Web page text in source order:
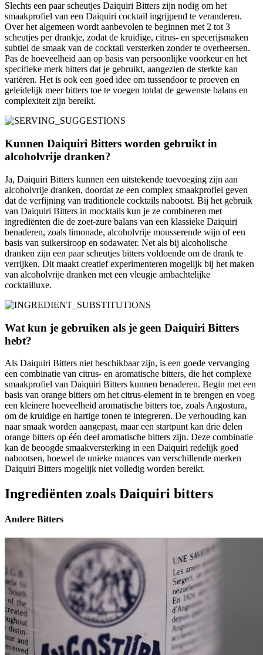
Slechts een paar scheutjes Daiquiri Bitters zijn nodig om het
smaakprofiel van een Daiquiri cocktail ingrijpend te veranderen.
Over het algemeen wordt aanbevolen te beginnen met 2 tot 3
scheutjes per drankje, zodat de kruidige, citrus- en specerijsmaken
subtiel de smaak van de cocktail versterken zonder te overheersen.
Pas de hoeveelheid aan op basis van persoonlijke voorkeur en het
specifieke merk bitters dat je gebruikt, aangezien de sterkte kan
variëren. Het is ook een goed idee om tussendoor te proeven en
geleidelijk meer bitters toe te voegen totdat de gewenste balans en
complexiteit zijn bereikt.
Kunnen Daiquiri Bitters worden gebruikt in
alcoholvrije dranken?
Ja, Daiquiri Bitters kunnen een uitstekende toevoeging zijn aan
alcoholvrije dranken, doordat ze een complex smaakprofiel geven
dat de verfijning van traditionele cocktails nabootst. Bij het gebruik
van Daiquiri Bitters in mocktails kun je ze combineren met
ingrediënten die de zoet-zure balans van een klassieke Daiquiri
benaderen, zoals limonade, alcoholvrije mousserende wijn of een
basis van suikersiroop en sodawater. Net als bij alcoholische
dranken zijn een paar scheutjes bitters voldoende om de drank te
verrijken. Dit maakt creatief experimenteren mogelijk bij het maken
van alcoholvrije dranken met een vleugje ambachtelijke
cocktailluxe.
Wat kun je gebruiken als je geen Daiquiri Bitters
hebt?
Als Daiquiri Bitters niet beschikbaar zijn, is een goede vervanging
een combinatie van citrus- en aromatische bitters, die het complexe
smaakprofiel van Daiquiri Bitters kunnen benaderen. Begin met een
basis van orange bitters om het citrus-element in te brengen en voeg
een kleinere hoeveelheid aromatische bitters toe, zoals Angostura,
om de kruidige en hartige tonen te integreren. De verhouding kan
naar smaak worden aangepast, maar een startpunt kan drie delen
orange bitters op één deel aromatische bitters zijn. Deze combinatie
kan de beoogde smaakversterking in een Daiquiri redelijk goed
nabootsen, hoewel de unieke nuances van verschillende merken
Daiquiri Bitters mogelijk niet volledig worden bereikt.
Ingrediënten zoals Daiquiri bitters
Andere Bitters